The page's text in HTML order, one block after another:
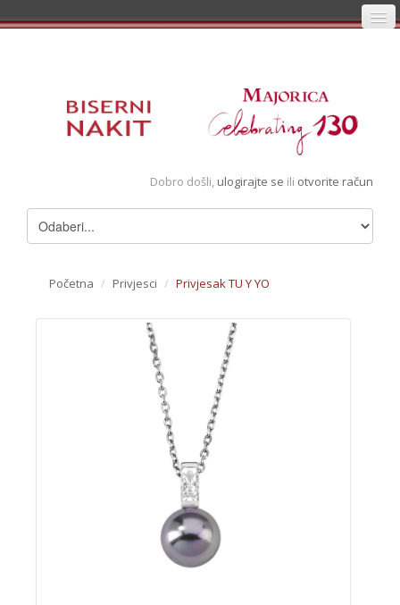
Registracija
Pregledani artikli
Dobro došli, ulogirajte se ili otvorite račun
Početna / Privjesci / Privjesak TU Y YO